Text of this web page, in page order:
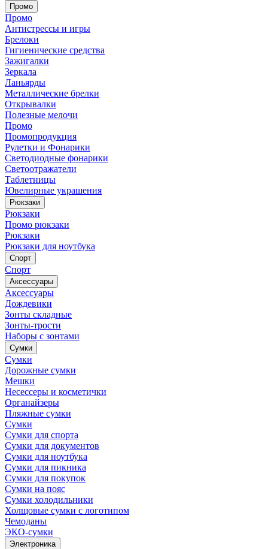
Промо
Промо
Антистрессы и игры
Брелоки
Гигиенические средства
Зажигалки
Зеркала
Ланьярды
Металлические брелки
Открывалки
Полезные мелочи
Промо
Промопродукция
Рулетки и Фонарики
Светодиодные фонарики
Светоотражатели
Таблетницы
Ювелирные украшения
Рюкзаки
Рюкзаки
Промо рюкзаки
Рюкзаки
Рюкзаки для ноутбука
Спорт
Спорт
Аксессуары
Аксессуары
Дождевики
Зонты складные
Зонты-трости
Наборы с зонтами
Сумки
Сумки
Дорожные сумки
Мешки
Несессеры и косметички
Органайзеры
Пляжные сумки
Сумки
Сумки для спорта
Сумки для документов
Сумки для ноутбука
Сумки для пикника
Сумки для покупок
Сумки на пояс
Сумки холодильники
Холщовые сумки с логотипом
Чемоданы
ЭКО-сумки
Электроника